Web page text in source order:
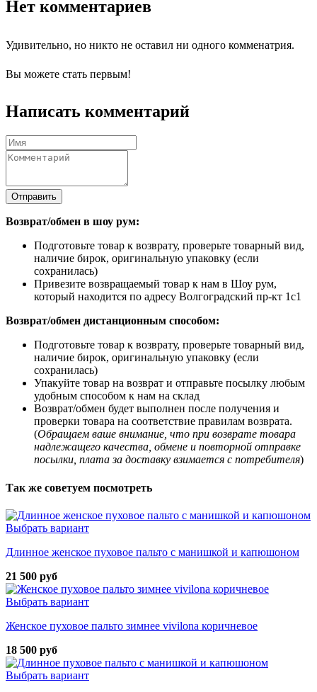
Нет комментариев
Удивительно, но никто не оставил ни одного комменатрия.
Вы можете стать первым!
Написать комментарий
Отправить
Возврат/обмен в шоу рум:
Подготовьте товар к возврату, проверьте товарный вид,
наличие бирок, оригинальную упаковку (если
сохранилась)
Привезите возвращаемый товар к нам в Шоу рум,
который находится по адресу Волгоградский пр-кт 1с1
Возврат/обмен дистанционным способом:
Подготовьте товар к возврату, проверьте товарный вид,
наличие бирок, оригинальную упаковку (если
сохранилась)
Упакуйте товар на возврат и отправьте посылку любым
удобным способом к нам на склад
Возврат/обмен будет выполнен после получения и
проверки товара на соответствие правилам возврата.
(Обращаем ваше внимание, что при возврате товара
надлежащего качества, обмене и повторной отправке
посылки, плата за доставку взимается с потребителя)
Так же советуем посмотреть
Выбрать вариант
Длинное женское пуховое пальто с манишкой и капюшоном
21 500 руб
Выбрать вариант
Женское пуховое пальто зимнее vivilona коричневое
18 500 руб
Выбрать вариант